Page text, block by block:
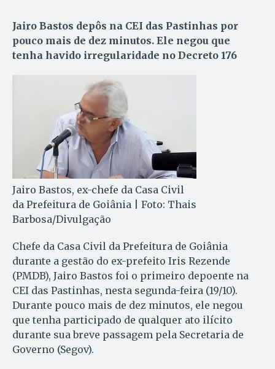
Jairo Bastos depôs na CEI das Pastinhas por
pouco mais de dez minutos. Ele negou que
tenha havido irregularidade no Decreto 176
Jairo Bastos, ex-chefe da Casa Civil
da Prefeitura de Goiânia | Foto: Thais
Barbosa/Divulgação
Chefe da Casa Civil da Prefeitura de Goiânia
durante a gestão do ex-prefeito Iris Rezende
(PMDB), Jairo Bastos foi o primeiro depoente na
CEI das Pastinhas, nesta segunda-feira (19/10).
Durante pouco mais de dez minutos, ele negou
que tenha participado de qualquer ato ilícito
durante sua breve passagem pela Secretaria de
Governo (Segov).